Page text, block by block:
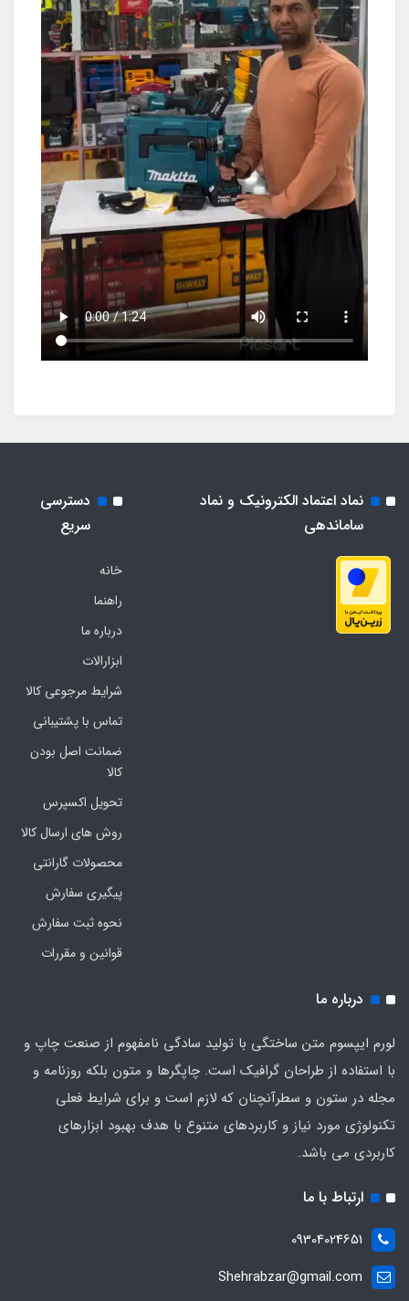
نماد اعتماد الکترونیک و نماد
ساماندهی
دسترسی
سریع
خانه
راهنما
درباره ما
ابزارالات
شرایط مرجوعی کالا
تماس با پشتیبانی
ضمانت اصل بودن
کالا
تحویل اکسپرس
روش های ارسال کالا
محصولات گارانتی
پیگیری سفارش
نحوه ثبت سفارش
قوانین و مقررات
درباره ما
لورم ایپسوم متن ساختگی با تولید سادگی نامفهوم از صنعت چاپ و
با استفاده از طراحان گرافیک است. چاپگرها و متون بلکه روزنامه و
مجله در ستون و سطرآنچنان که لازم است و برای شرایط فعلی
تکنولوژی مورد نیاز و کاربردهای متنوع با هدف بهبود ابزارهای
کاربردی می باشد.
ارتباط با ما
09304024651
Shehrabzar@gmail.com